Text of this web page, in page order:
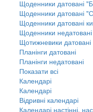
Щоденники датовані
Щоденники датовані
Щоденники датовані
Щоденники недатовані
Щотижневики датовані
Планінги датовані
Планінги недатовані
Показати всі
Календарі
Календарі
Відривні календарі
Календарі настінні,